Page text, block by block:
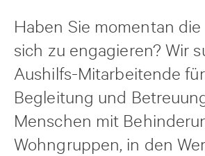
Haben Sie momentan
sich zu engagieren? Wir
Aushilfs-Mitarbeitende
Begleitung und
Menschen mit
Wohngruppen, in den